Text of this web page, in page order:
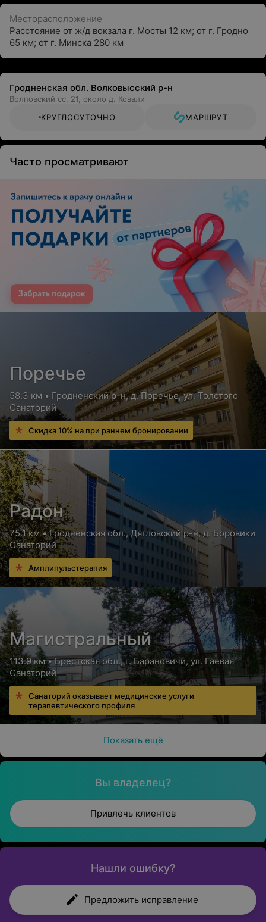
Месторасположение
Расстояние от ж/д вокзала г. Мосты 12 км; от г. Гродно
65 км; от г. Минска 280 км
Гродненская обл. Волковысский р-н
Волповский сс, 21, около д. Ковали
КРУГЛОСУТОЧНО
МАРШРУТ
Часто просматривают
Поречье
58.3 км • Гродненский р-н, д. Поречье, ул. Толстого
Санаторий
Скидка 10% на при раннем бронировании
Радон
75.1 км • Гродненская обл., Дятловский р-н, д. Боровики
Санаторий
Амплипульстерапия
Магистральный
113.9 км • Брестская обл., г. Барановичи, ул. Гаевая
Санаторий
Санаторий оказывает медицинские услуги
терапевтического профиля
Показать ещё
Вы владелец?
Привлечь клиентов
Нашли ошибку?
Предложить исправление